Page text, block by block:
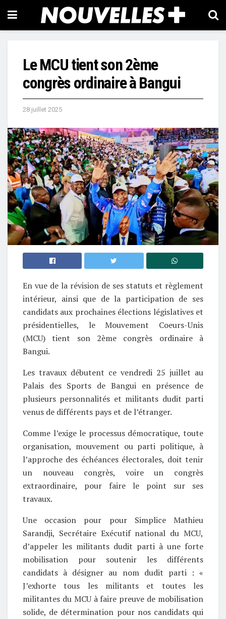
Le MCU tient son 2ème
congrès ordinaire à Bangui
28 juillet 2025
En vue de la révision de ses statuts et règlement
intérieur, ainsi que de la participation de ses
candidats aux prochaines élections législatives et
présidentielles, le Mouvement Coeurs-Unis
(MCU) tient son 2ème congrès ordinaire à
Bangui.
Les travaux débutent ce vendredi 25 juillet au
Palais des Sports de Bangui en présence de
plusieurs personnalités et militants dudit parti
venus de différents pays et de l’étranger.
Comme l’exige le processus démocratique, toute
organisation, mouvement ou parti politique, à
l’approche des échéances électorales, doit tenir
un nouveau congrès, voire un congrès
extraordinaire, pour faire le point sur ses
travaux.
Une occasion pour pour Simplice Mathieu
Sarandji, Secrétaire Exécutif national du MCU,
d’appeler les militants dudit parti à une forte
mobilisation pour soutenir les différents
candidats à désigner au nom dudit parti : «
J’exhorte tous les militants et toutes les
militantes du MCU à faire preuve de mobilisation
solide, de détermination pour nos candidats qui